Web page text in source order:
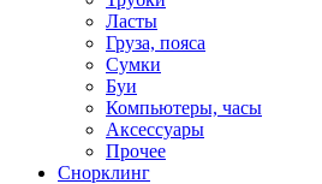
Ласты
Груза, пояса
Сумки
Буи
Компьютеры, часы
Аксессуары
Прочее
Снорклинг